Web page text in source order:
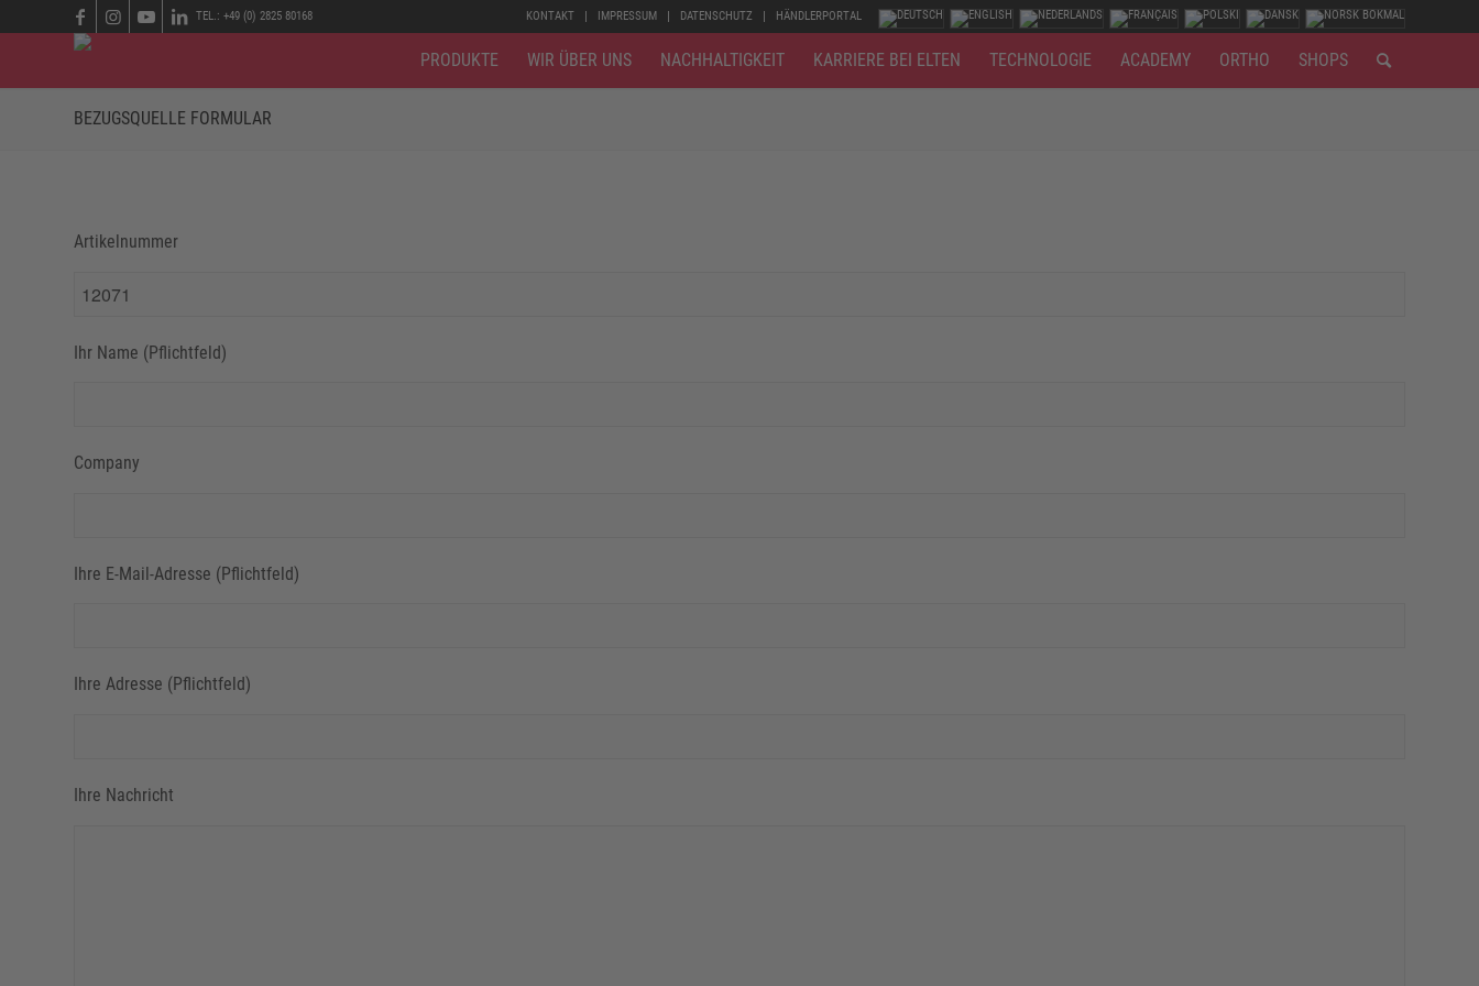
KONTAKT IMPRESSUM DATENSCHUTZ HÄNDLERPORTAL
TEL.: +49 (0) 2825 80168
PRODUKTE WIR ÜBER UNS NACHHALTIGKEIT KARRIERE BEI ELTEN TECHNOLOGIE ACADEMY ORTHO SHOPS
BEZUGSQUELLE FORMULAR
Artikelnummer
Ihr Name (Pflichtfeld)
Company
Ihre E-Mail-Adresse (Pflichtfeld)
Ihre Adresse (Pflichtfeld)
Ihre Nachricht